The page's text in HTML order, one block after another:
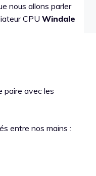
nous allons parler
CPU Windale
paire avec les
entre nos mains :